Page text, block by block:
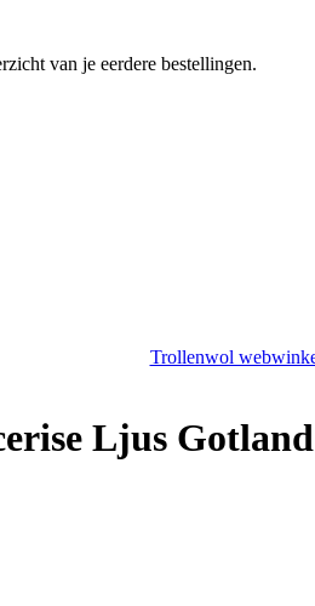
van je eerdere bestellingen.
Ljus Gotland